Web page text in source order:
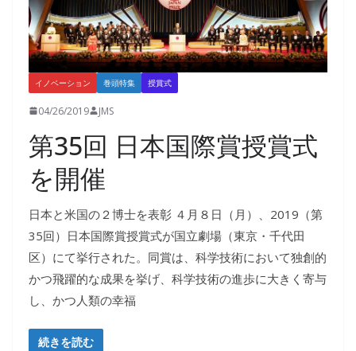
イノベーション 巻頭特集 授賞式
04/26/2019 JMS
第35回 日本国際賞授賞式
を開催
日本と米国の２博士を表彰 ４月８日（月）、2019（第
35回）日本国際賞授賞式が国立劇場（東京・千代田
区）にて挙行された。同賞は、科学技術において独創的
かつ飛躍的な成果を挙げ、科学技術の進歩に大きく寄与
し、かつ人類の幸福
続きを読む